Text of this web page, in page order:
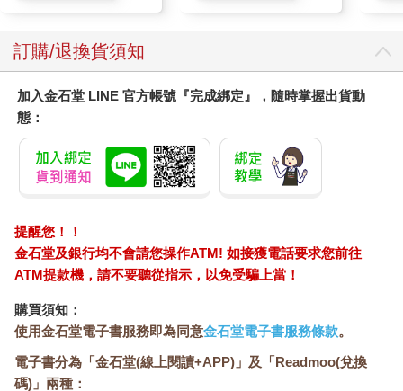
達到健康。」營隊中，陳老師的告誡充滿禪意。
聽聞我在斷食的親朋好友，大家第一個反應都是：「你太瘦了還
斷食，營養不良會生病的！」
一直以來，我深受過敏的困擾。國小時頻繁哮喘發作，擔心像歌
手鄧麗君一樣死於氣喘，中藥、西藥、尿療、燉補，都曾乖乖試
過，也不知是這些「療法」發揮作用，還是騎腳踏車通勤加上打
球運動的幫忙，或是青春期後體質自動改變，總之，高中之後，
氣喘幸運地不藥而癒；過敏性鼻炎，則在搬來溫暖的高雄後改
現在，剩下難纏的異位性皮膚炎，只要工作壓力超載、作息不正
常、貪吃甜食，它就成為我的「良師益友」，冒出來教訓我。要
異位性皮膚炎患者不抓癢，幾乎不可能，但越抓就越癢，癢帶來
焦躁，焦躁就更想抓癢，好不容易結痂又被抓破，又痛又癢，睡
眠品質不好，又讓情況更糟。
這一年來，我親身實踐過三次的七天「全日斷食」，並且恪行每
天「晨斷食」，體驗到頭腦變得清晰、情緒逐漸穩定、排便得以
訂購/退換貨須知
加入金石堂 LINE 官方帳號『完成綁定』，隨時掌握出貨動
態：
提醒您！！
金石堂及銀行均不會請您操作ATM! 如接獲電話要求您前往
ATM提款機，請不要聽從指示，以免受騙上當！
購買須知：
使用金石堂電子書服務即為同意金石堂電子書服務條款。
電子書分為「金石堂(線上閱讀+APP)」及「Readmoo(兌換
碼)」兩種：